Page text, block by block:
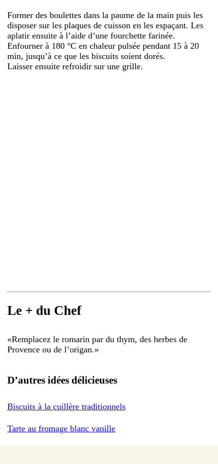
Former des boulettes dans la paume de la main puis les
disposer sur les plaques de cuisson en les espaçant. Les
aplatir ensuite à l’aide d’une fourchette farinée.
Enfourner à 180 °C en chaleur pulsée pendant 15 à 20
min, jusqu’à ce que les biscuits soient dorés.
Laisser ensuite refroidir sur une grille.
Le + du Chef
«Remplacez le romarin par du thym, des herbes de
Provence ou de l’origan.»
D’autres idées délicieuses
Biscuits à la cuillère traditionnels
Tarte au fromage blanc vanille